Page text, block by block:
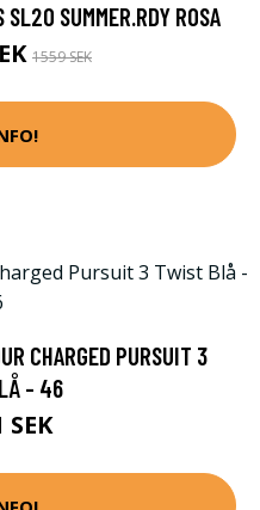
SUMMER.RDY ROSA
1559 SEK
CHARGED PURSUIT 3
- 46
SEK